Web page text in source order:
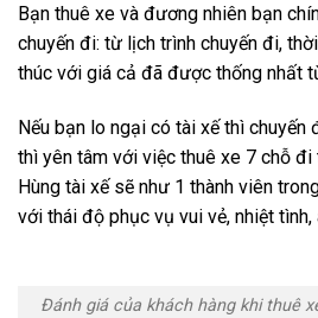
Bạn thuê xe và đương nhiên bạn
chuyến đi: từ lịch trình chuyến đi,
thúc với giá cả đã được thống nhất
Nếu bạn lo ngại có tài xế thì
thì yên tâm với việc thuê xe 7 chỗ đi
Hùng tài xế sẽ như 1 thành viên
với thái độ phục vụ vui vẻ, nhiệt tình,
Đánh giá của khách hàng khi thuê